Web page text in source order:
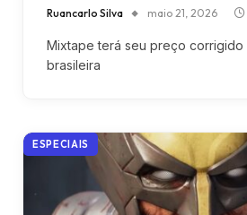
Ruancarlo Silva maio 21, 2026
Mixtape terá seu preço corrigido
brasileira
ESPECIAIS